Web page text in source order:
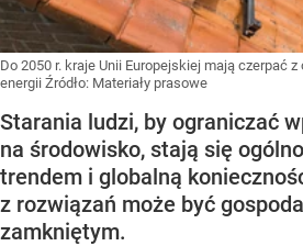
Do 2050 r. kraje Unii Europejskiej mają czerpać
energii Źródło: Materiały prasowe
Starania ludzi, by ograniczać
na środowisko, stają się
trendem i globalną
z rozwiązań może być
zamkniętym.